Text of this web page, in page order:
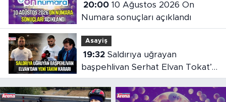
20:0010 Ağustos 2026 On
Numara sonuçları açıklandı
Asayiş
19:32Saldırıya uğrayan
başpehlivan Serhat Elvan Tokat’a
transfer oldu